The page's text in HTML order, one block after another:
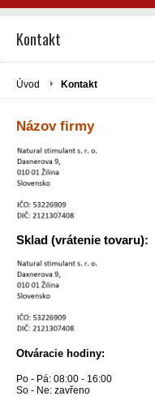
Kontakt
Úvod Kontakt
Názov firmy
Sklad (vrátenie tovaru):
Otváracie hodiny:
Po - Pá: 08:00 - 16:00
So - Ne: zavřeno